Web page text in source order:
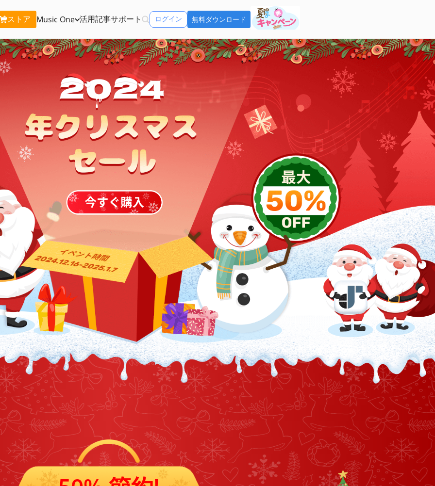
ストア Music One
ミングサービ
きるソフト
含む:
Apple Music 変換
Apple Musicの曲をMP3で永久保存
Spotify 音楽変換
Amazon Music 変換
Amazon Musicの曲をMP3で永久保存
Youtube Music 変換
Youtube Musicの曲をMP3で永久保存
Line Musicの曲をMP3で永久保存
TuneFab Player
ダウンロードした音楽をオフラインで
活用記事サポート ログイン 無料ダウンロード